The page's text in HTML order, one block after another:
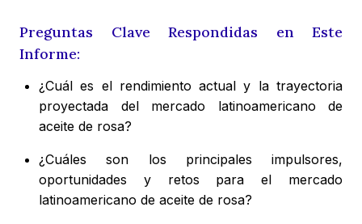
Preguntas Clave Respondidas en Este
Informe:
¿Cuál es el rendimiento actual y la trayectoria
proyectada del mercado latinoamericano de
aceite de rosa?
¿Cuáles son los principales impulsores,
oportunidades y retos para el mercado
latinoamericano de aceite de rosa?